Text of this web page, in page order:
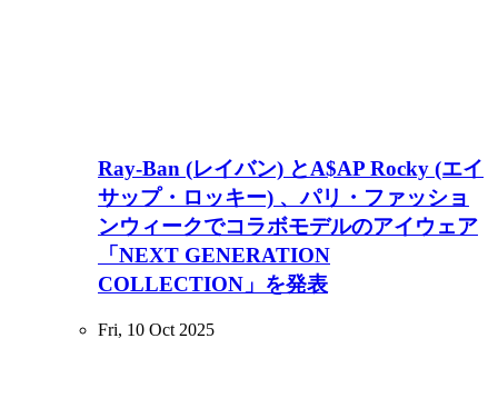
Ray-Ban (レイバン) とA$AP Rocky (エイ
サップ・ロッキー) 、パリ・ファッショ
ンウィークでコラボモデルのアイウェア
「NEXT GENERATION
COLLECTION」を発表
Fri, 10 Oct 2025